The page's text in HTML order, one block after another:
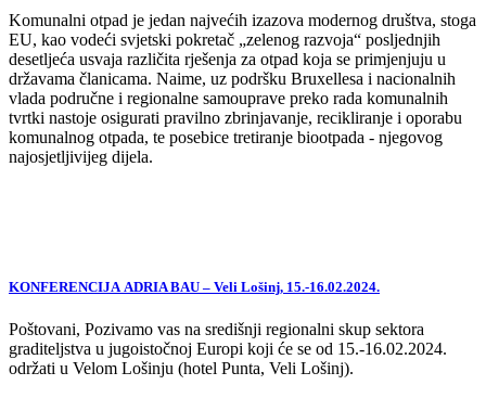
Komunalni otpad je jedan najvećih izazova modernog društva, stoga
EU, kao vodeći svjetski pokretač „zelenog razvoja“ posljednjih
desetljeća usvaja različita rješenja za otpad koja se primjenjuju u
državama članicama. Naime, uz podršku Bruxellesa i nacionalnih
vlada područne i regionalne samouprave preko rada komunalnih
tvrtki nastoje osigurati pravilno zbrinjavanje, recikliranje i oporabu
komunalnog otpada, te posebice tretiranje biootpada - njegovog
najosjetljivijeg dijela.
KONFERENCIJA ADRIA BAU – Veli Lošinj, 15.-16.02.2024.
Poštovani, Pozivamo vas na središnji regionalni skup sektora
graditeljstva u jugoistočnoj Europi koji će se od 15.-16.02.2024.
održati u Velom Lošinju (hotel Punta, Veli Lošinj).